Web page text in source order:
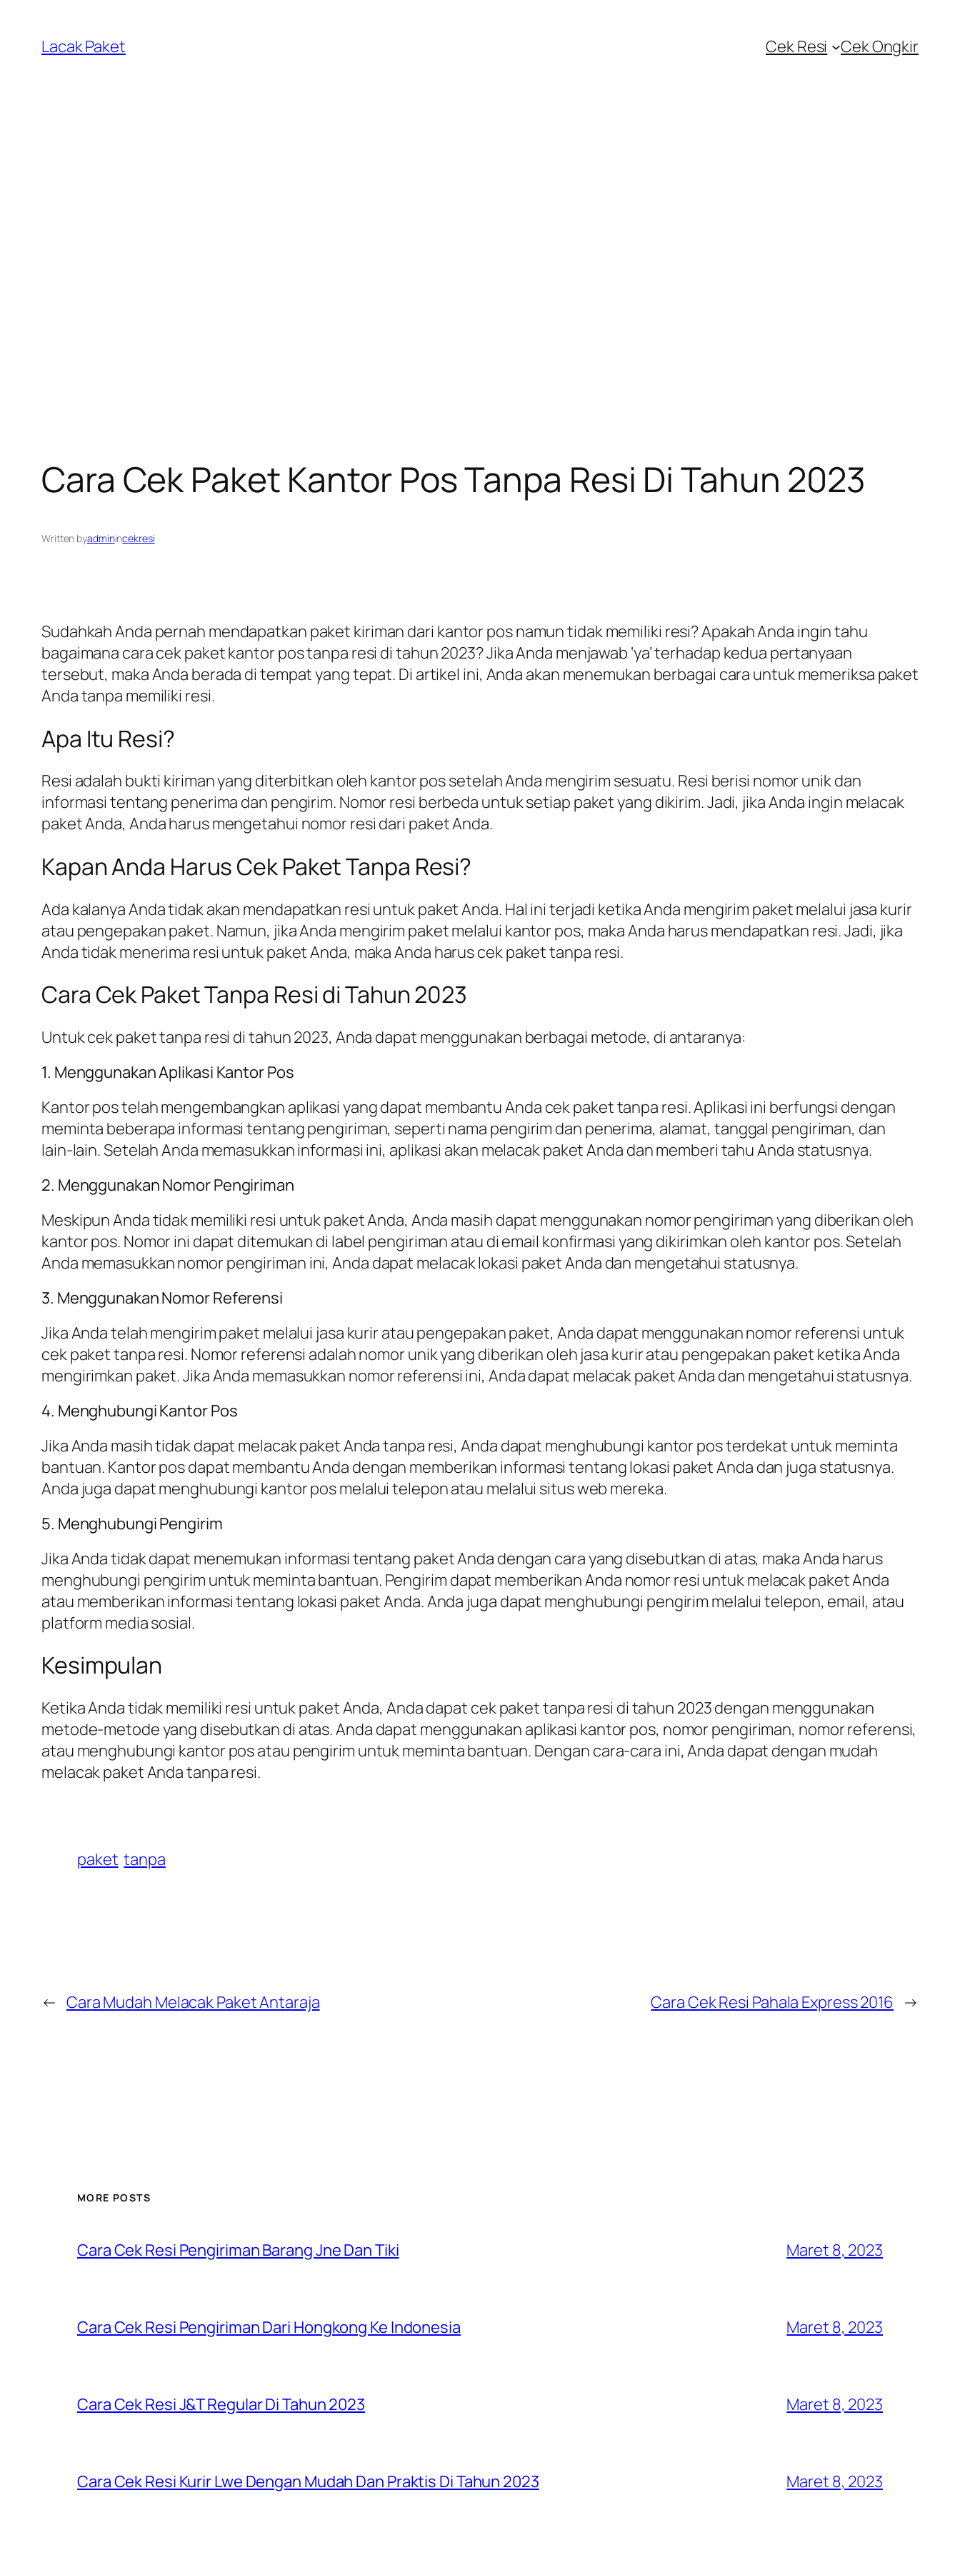
konten
Lacak Paket Cek Resi Cek Ongkir
Cara Cek Paket Kantor Pos Tanpa Resi Di Tahun 2023
Written byadminincekresi
Sudahkah Anda pernah mendapatkan paket kiriman dari kantor pos namun tidak memiliki resi? Apakah Anda ingin tahu
bagaimana cara cek paket kantor pos tanpa resi di tahun 2023? Jika Anda menjawab ‘ya’ terhadap kedua pertanyaan
tersebut, maka Anda berada di tempat yang tepat. Di artikel ini, Anda akan menemukan berbagai cara untuk memeriksa paket
Anda tanpa memiliki resi.
Apa Itu Resi?
Resi adalah bukti kiriman yang diterbitkan oleh kantor pos setelah Anda mengirim sesuatu. Resi berisi nomor unik dan
informasi tentang penerima dan pengirim. Nomor resi berbeda untuk setiap paket yang dikirim. Jadi, jika Anda ingin melacak
paket Anda, Anda harus mengetahui nomor resi dari paket Anda.
Kapan Anda Harus Cek Paket Tanpa Resi?
Ada kalanya Anda tidak akan mendapatkan resi untuk paket Anda. Hal ini terjadi ketika Anda mengirim paket melalui jasa kurir
atau pengepakan paket. Namun, jika Anda mengirim paket melalui kantor pos, maka Anda harus mendapatkan resi. Jadi, jika
Anda tidak menerima resi untuk paket Anda, maka Anda harus cek paket tanpa resi.
Cara Cek Paket Tanpa Resi di Tahun 2023
Untuk cek paket tanpa resi di tahun 2023, Anda dapat menggunakan berbagai metode, di antaranya:
1. Menggunakan Aplikasi Kantor Pos
Kantor pos telah mengembangkan aplikasi yang dapat membantu Anda cek paket tanpa resi. Aplikasi ini berfungsi dengan
meminta beberapa informasi tentang pengiriman, seperti nama pengirim dan penerima, alamat, tanggal pengiriman, dan
lain-lain. Setelah Anda memasukkan informasi ini, aplikasi akan melacak paket Anda dan memberi tahu Anda statusnya.
2. Menggunakan Nomor Pengiriman
Meskipun Anda tidak memiliki resi untuk paket Anda, Anda masih dapat menggunakan nomor pengiriman yang diberikan oleh
kantor pos. Nomor ini dapat ditemukan di label pengiriman atau di email konfirmasi yang dikirimkan oleh kantor pos. Setelah
Anda memasukkan nomor pengiriman ini, Anda dapat melacak lokasi paket Anda dan mengetahui statusnya.
3. Menggunakan Nomor Referensi
Jika Anda telah mengirim paket melalui jasa kurir atau pengepakan paket, Anda dapat menggunakan nomor referensi untuk
cek paket tanpa resi. Nomor referensi adalah nomor unik yang diberikan oleh jasa kurir atau pengepakan paket ketika Anda
mengirimkan paket. Jika Anda memasukkan nomor referensi ini, Anda dapat melacak paket Anda dan mengetahui statusnya.
4. Menghubungi Kantor Pos
Jika Anda masih tidak dapat melacak paket Anda tanpa resi, Anda dapat menghubungi kantor pos terdekat untuk meminta
bantuan. Kantor pos dapat membantu Anda dengan memberikan informasi tentang lokasi paket Anda dan juga statusnya.
Anda juga dapat menghubungi kantor pos melalui telepon atau melalui situs web mereka.
5. Menghubungi Pengirim
Jika Anda tidak dapat menemukan informasi tentang paket Anda dengan cara yang disebutkan di atas, maka Anda harus
menghubungi pengirim untuk meminta bantuan. Pengirim dapat memberikan Anda nomor resi untuk melacak paket Anda
atau memberikan informasi tentang lokasi paket Anda. Anda juga dapat menghubungi pengirim melalui telepon, email, atau
platform media sosial.
Kesimpulan
Ketika Anda tidak memiliki resi untuk paket Anda, Anda dapat cek paket tanpa resi di tahun 2023 dengan menggunakan
metode-metode yang disebutkan di atas. Anda dapat menggunakan aplikasi kantor pos, nomor pengiriman, nomor referensi,
atau menghubungi kantor pos atau pengirim untuk meminta bantuan. Dengan cara-cara ini, Anda dapat dengan mudah
melacak paket Anda tanpa resi.
paket tanpa
← Cara Mudah Melacak Paket Antaraja Cara Cek Resi Pahala Express 2016 →
MORE POSTS
Cara Cek Resi Pengiriman Barang Jne Dan Tiki Maret 8, 2023
Cara Cek Resi Pengiriman Dari Hongkong Ke Indonesia Maret 8, 2023
Cara Cek Resi J&T Regular Di Tahun 2023 Maret 8, 2023
Cara Cek Resi Kurir Lwe Dengan Mudah Dan Praktis Di Tahun 2023 Maret 8, 2023